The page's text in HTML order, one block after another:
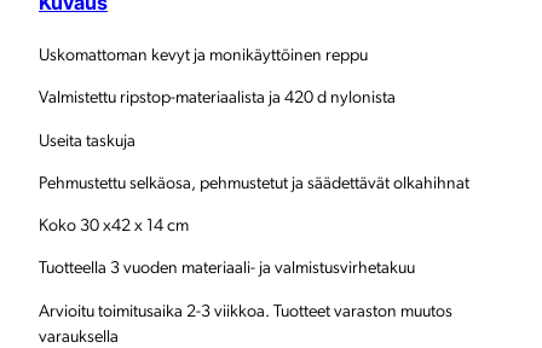
e
n
r
Uskomattoman kevyt ja monikäyttöinen reppu
Valmistettu ripstop-materiaalista ja 420 d nylonista
Useita taskuja
Pehmustettu selkäosa, pehmustetut ja säädettävät olkahihnat
Koko 30 x42 x 14 cm
Tuotteella 3 vuoden materiaali- ja valmistusvirhetakuu
Arvioitu toimitusaika 2-3 viikkoa. Tuotteet varaston muutos
varauksella